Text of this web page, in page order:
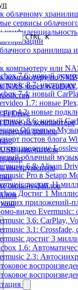
CTRL K
7.6: новый
8.7:
7.4: новый
1.7: новые
4.2: новые
8.6: новый
Облачные
постов блога
облачный
6.8: Aliyun
Pro в Setapp
достиг 11
Достиг 1
приложений-
видео Evermusic:
3.6: CarPlay,
3.1:
достиг 3
1.6:
2.3:
облачному
сервисы
конфиденциальность
хранилища
компьютеру или
компьютеру по SMB
NAS через WebDAV
Fi Drive
Drive на компьютере
файлов
накопителя
инструментов
онлайн-файлов